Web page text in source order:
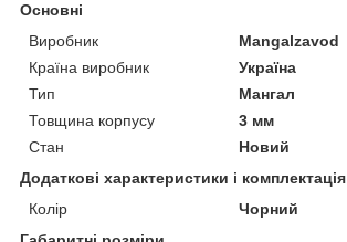
Основні
Виробник
Mangalzavod
Країна виробник
Україна
Тип
Мангал
Товщина корпусу
3 мм
Стан
Новий
Додаткові характеристики і комплектація
Колір
Чорний